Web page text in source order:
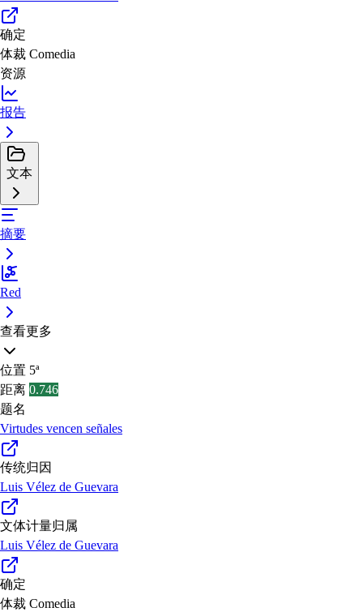
确定
体裁 Comedia
资源
报告
文本
摘要
Red
查看更多
位置 5ª
距离 0.746
题名
Virtudes vencen señales
传统归因
Luis Vélez de Guevara
文体计量归属
Luis Vélez de Guevara
确定
体裁 Comedia